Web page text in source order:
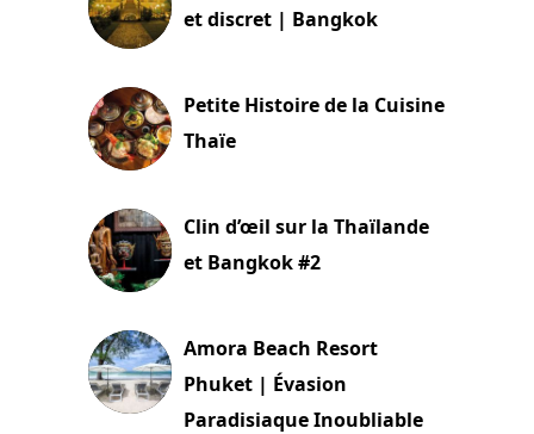
et discret | Bangkok
Petite Histoire de la Cuisine
Thaïe
Clin d’œil sur la Thaïlande
et Bangkok #2
Amora Beach Resort
Phuket | Évasion
Paradisiaque Inoubliable